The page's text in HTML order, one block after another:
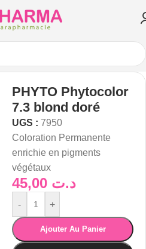
PHYTO Phytocolor
7.3 blond doré
UGS : 7950
Coloration Permanente
enrichie en pigments
végétaux
د.ت
- +
Ajouter Au Panier